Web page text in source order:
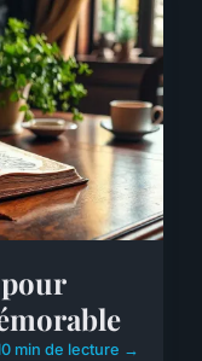
min de lecture →